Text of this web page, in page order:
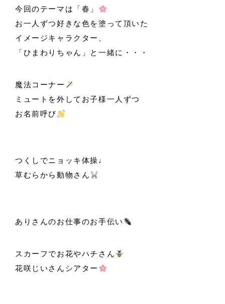
今回のテーマは「春」
お一人ずつ好きな色を塗って頂いた
イメージキャラクター、
「ひまわりちゃん」と一緒に・・・
魔法コーナー
ミュートを外してお子様一人ずつ
お名前呼び
つくしでニョッキ体操♩
草むらから動物さん
ありさんのお仕事のお手伝い
スカーフでお花やハチさん
花咲じいさんシアター